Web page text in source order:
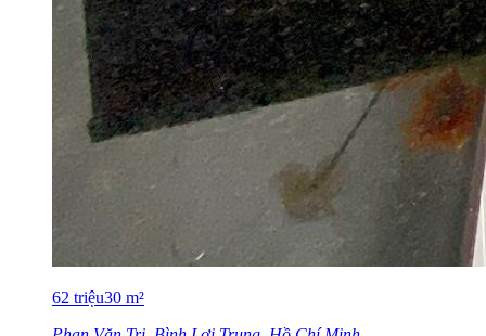
62 triệu30 m²